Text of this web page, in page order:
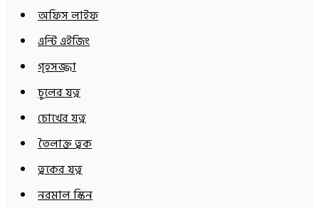
অফিস লাইফ
এন্টি এইজিং
গৃহসজ্জা
চুলের যত্ন
চোখের যত্ন
তৈলাক্ত ত্বক
ত্বকের যত্ন
নরমাল স্কিন